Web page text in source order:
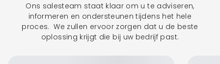
Ons salesteam staat klaar om u te adviseren,
informeren en ondersteunen tijdens het hele
proces. We zullen ervoor zorgen dat u de beste
oplossing krijgt die bij uw bedrijf past.